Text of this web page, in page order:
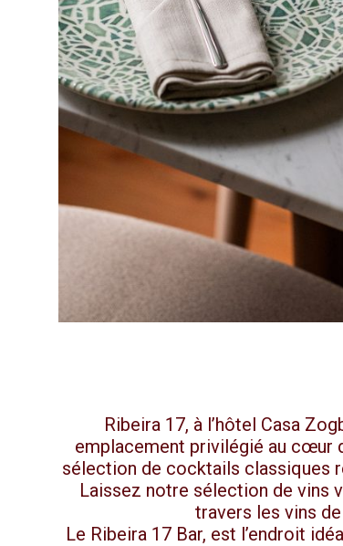
Ribeira 17, à l’hôtel Casa
emplacement privilégié au cœur
sélection de cocktails classiques
Laissez notre sélection de vins
travers les vins
Le Ribeira 17 Bar, est l’endroit